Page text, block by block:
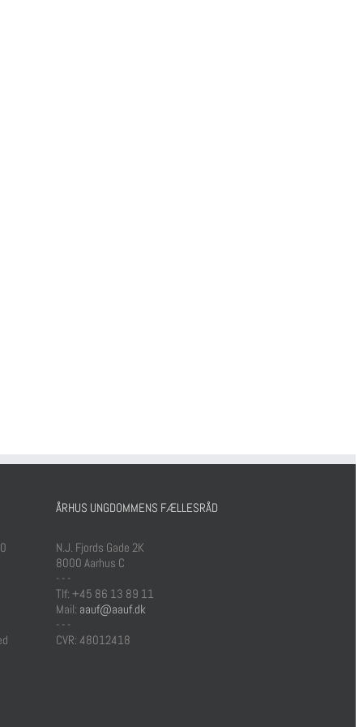
ÅRHUS UNGDOMMENS FÆLLESRÅD
N.J. Fjords Gade 2K
8000 Aarhus C
- - -
Tlf: +45 86 13 89 11
Mail: aauf@aauf.dk
- - -
CVR: 48012418